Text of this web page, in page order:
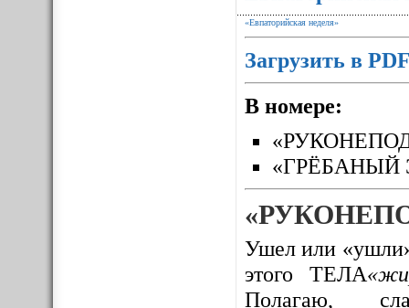
«Евпаторийская неделя»
Загрузить в
В номере:
«ГРЁБАНЫЙ
Ушел или
этого ТЕЛА
Полагаю,